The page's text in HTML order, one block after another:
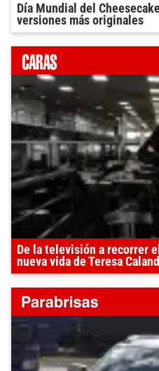
Día Mundial del
versiones más originales
De la televisión a recorrer
nueva vida de Teresa